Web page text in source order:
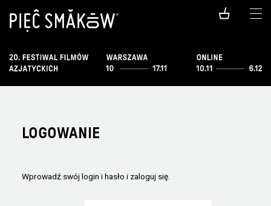
LOGOWANIE
Wprowadź swój login i hasło i zaloguj się.